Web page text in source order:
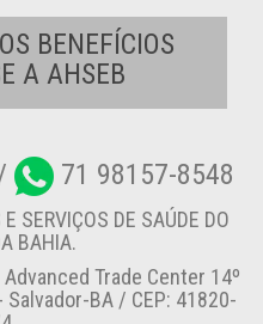
BENEFÍCIOS
A AHSEB
71 98157-8548
SERVIÇOS DE SAÚDE DO
BAHIA.
Trade Center 14º
BA / CEP: 41820-